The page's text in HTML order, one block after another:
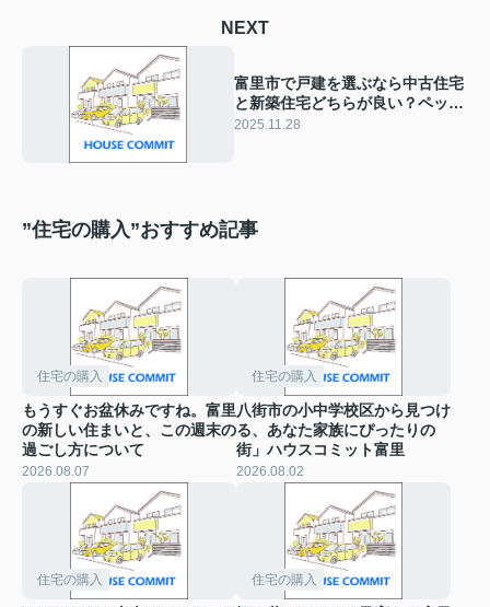
NEXT
富里市で戸建を選ぶなら中古住宅
と新築住宅どちらが良い？ペット
や動物病院情報も併せて紹介
2025.11.28
”住宅の購入”おすすめ記事
住宅の購入
もうすぐお盆休みですね。富里
の新しい住まいと、この週末の
過ごし方について
2026.08.07
住宅の購入
八街市の小中学校区から見つけ
る、あなた家族にぴったりの
街」ハウスコミット富里
2026.08.02
住宅の購入 住宅の購入